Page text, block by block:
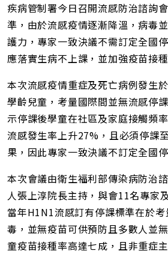
疾病管制署今日召開流感防治諮詢
準，由於流感疫情逐漸降溫，病毒
護力，專家一致決議不需訂定全國
應落實生病不上課，並加強疫苗接
本次流感疫情重症及死亡病例發生
學齡兒童，考量國際間並無流感停
示停課後學童在社區及家庭接觸頻
流感發生率上升27%，且必須停課
果，因此專家一致決議不訂定全國
本次會議由衛生福利部傳染病防治
人張上淳院長主持，與會11名專家
當年H1N1流感訂有停課標準在於
毒，並無疫苗可供預防且多數人並
童疫苗接種率高達七成，且非重症